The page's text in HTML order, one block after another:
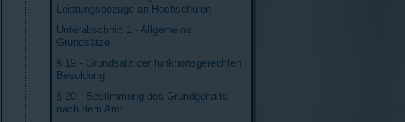
Leistungsbezüge an Hochschulen
Unterabschnitt 1 - Allgemeine
Grundsätze
§ 19 - Grundsatz der funktionsgerechten
Besoldung
§ 20 - Bestimmung des Grundgehalts
nach dem Amt